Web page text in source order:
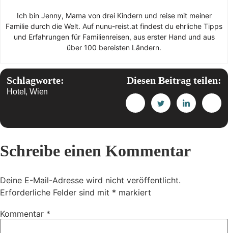
Ich bin Jenny, Mama von drei Kindern und reise mit meiner
Familie durch die Welt. Auf nunu-reist.at findest du ehrliche Tipps
und Erfahrungen für Familienreisen, aus erster Hand und aus
über 100 bereisten Ländern.
Schlagworte:
Hotel ,Wien
Diesen Beitrag teilen:
Schreibe einen Kommentar
Deine E-Mail-Adresse wird nicht veröffentlicht.
Erforderliche Felder sind mit * markiert
Kommentar *